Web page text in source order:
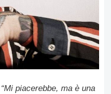
“Mi piacerebbe, ma è una